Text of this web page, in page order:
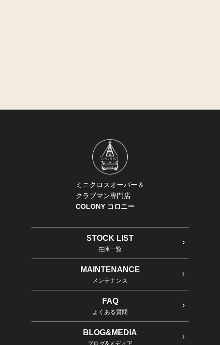
ミニクロスオーバー＆
クラブマン専門店
COLONY コロニー
STOCK LIST
在庫一覧
MAINTENANCE
メンテナンス
FAQ
よくある質問
BLOG&MEDIA
ブログ&メディア